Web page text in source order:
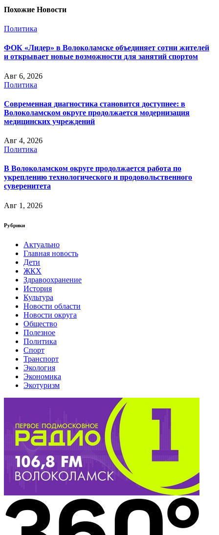
Похожие Новости
Политика
ФОК «Лидер» в Волоколамске объединяет сотни жителей
и открывает новые возможности для занятий спортом
Авг 6, 2026
Политика
Современная диагностика становится доступнее: в
Волоколамском округе продолжается модернизация
медицинских учреждений
Авг 4, 2026
Политика
В Волоколамском округе продолжается работа по
укреплению технологического и продовольственного
суверенитета
Авг 1, 2026
Рубрики
Актуально
Главная новость
Дети
ЖКХ
Здравоохранение
История
Культура
Новости области
Новости округа
Общество
Полезное
Политика
Спорт
Транспорт
Экология
Экономика
Экотуризм